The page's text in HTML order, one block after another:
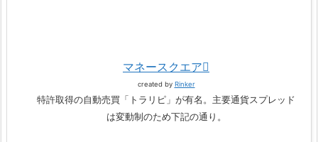
マネースクエア
created by Rinker
特許取得の自動売買「トラリピ」が有名。主要通貨スプレッド
は変動制のため下記の通り。